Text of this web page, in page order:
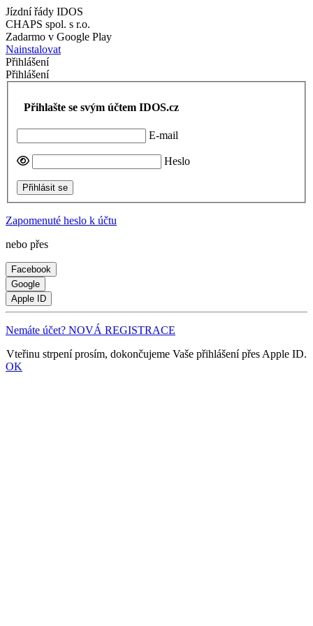
Jízdní řády IDOS
CHAPS spol. s r.o.
Zadarmo v Google Play
Nainstalovat
Přihlášení
Přihlášení
Přihlašte se svým účtem IDOS.cz
E-mail
Heslo
Přihlásit se
Zapomenuté heslo k účtu
nebo přes
Facebook
Google
Apple ID
Nemáte účet? NOVÁ REGISTRACE
Vteřinu strpení prosím, dokončujeme Vaše přihlášení přes Apple ID.
OK